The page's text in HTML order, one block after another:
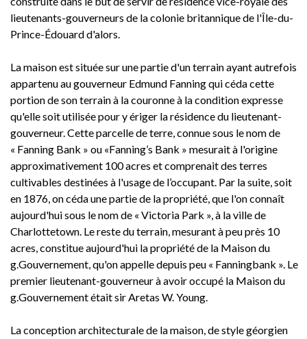
lieutenants-gouverneurs de la colonie britannique de l'Île-du-
Prince-Édouard d'alors.
La maison est située sur une partie d'un terrain ayant autrefois
appartenu au gouverneur Edmund Fanning qui céda cette
portion de son terrain à la couronne à la condition expresse
qu'elle soit utilisée pour y ériger la résidence du lieutenant-
gouverneur. Cette parcelle de terre, connue sous le nom de
« Fanning Bank » ou «Fanning’s Bank » mesurait à l'origine
approximativement 100 acres et comprenait des terres
cultivables destinées à l'usage de l’occupant. Par la suite, soit
en 1876, on céda une partie de la propriété, que l'on connaît
aujourd'hui sous le nom de « Victoria Park », à la ville de
Charlottetown. Le reste du terrain, mesurant à peu près 10
acres, constitue aujourd'hui la propriété de la Maison du
g.Gouvernement, qu'on appelle depuis peu « Fanningbank ». Le
premier lieutenant-gouverneur à avoir occupé la Maison du
g.Gouvernement était sir Aretas W. Young.
La conception architecturale de la maison, de style géorgien